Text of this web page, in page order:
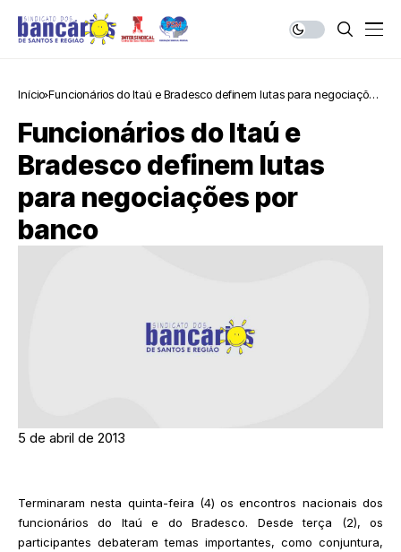
Início Funcionários do Itaú e Bradesco definem lutas para negociações
Funcionários do Itaú e
Bradesco definem lutas
para negociações por
banco
5 de abril de 2013
Terminaram nesta quinta-feira (4) os encontros nacionais dos
funcionários do Itaú e do Bradesco. Desde terça (2), os
participantes debateram temas importantes, como conjuntura,